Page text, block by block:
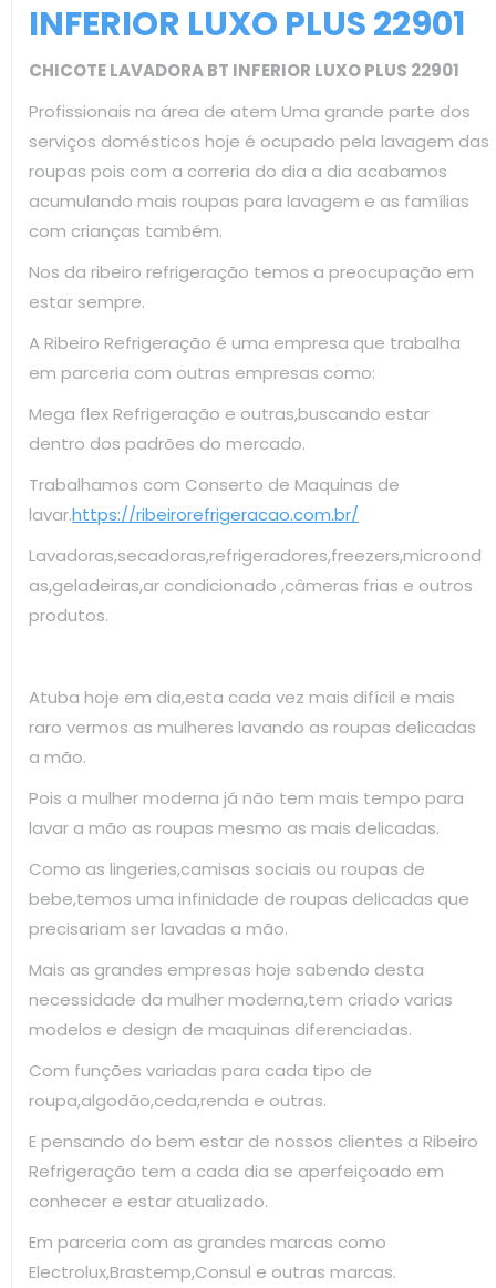
INFERIOR LUXO PLUS 22901
CHICOTE LAVADORA BT INFERIOR LUXO PLUS 22901
Profissionais na área de atem Uma grande parte dos
serviços domésticos hoje é ocupado pela lavagem das
roupas pois com a correria do dia a dia acabamos
acumulando mais roupas para lavagem e as famílias
com crianças também.
Nos da ribeiro refrigeração temos a preocupação em
estar sempre.
A Ribeiro Refrigeração é uma empresa que trabalha
em parceria com outras empresas como:
Mega flex Refrigeração e outras,buscando estar
dentro dos padrões do mercado.
Trabalhamos com Conserto de Maquinas de
lavar.https://ribeirorefrigeracao.com.br/
Lavadoras,secadoras,refrigeradores,freezers,microond
as,geladeiras,ar condicionado ,câmeras frias e outros
produtos.
Atuba hoje em dia,esta cada vez mais difícil e mais
raro vermos as mulheres lavando as roupas delicadas
a mão.
Pois a mulher moderna já não tem mais tempo para
lavar a mão as roupas mesmo as mais delicadas.
Como as lingeries,camisas sociais ou roupas de
bebe,temos uma infinidade de roupas delicadas que
precisariam ser lavadas a mão.
Mais as grandes empresas hoje sabendo desta
necessidade da mulher moderna,tem criado varias
modelos e design de maquinas diferenciadas.
Com funções variadas para cada tipo de
roupa,algodão,ceda,renda e outras.
E pensando do bem estar de nossos clientes a Ribeiro
Refrigeração tem a cada dia se aperfeiçoado em
conhecer e estar atualizado.
Em parceria com as grandes marcas como
Electrolux,Brastemp,Consul e outras marcas.